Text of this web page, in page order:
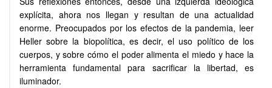
explícita, ahora nos llegan y resultan de una actualidad
enorme. Preocupados por los efectos de la pandemia, leer
Heller sobre la biopolítica, es decir, el uso político de los
cuerpos, y sobre cómo el poder alimenta el miedo y hace la
herramienta fundamental para sacrificar la libertad, es
iluminador.